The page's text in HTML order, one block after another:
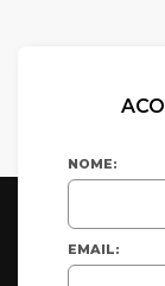
NOME:
EMAIL: